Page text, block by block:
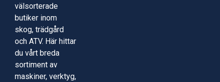
välsorterade
butiker inom
skog, trädgård
och ATV. Här hittar
du vårt breda
sortiment av
maskiner, verktyg,